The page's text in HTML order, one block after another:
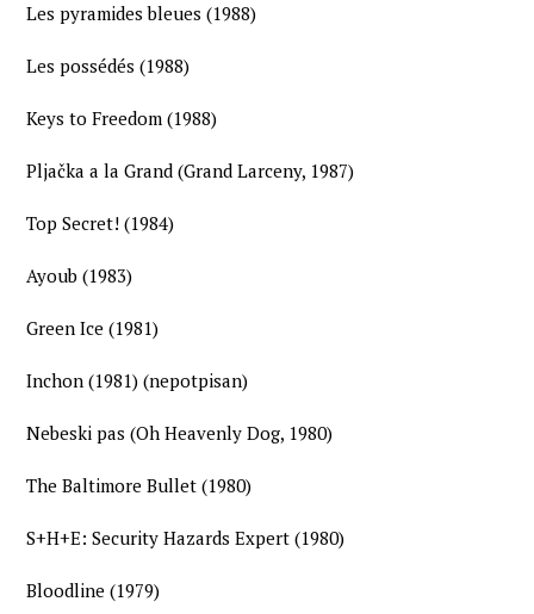
Les pyramides bleues (1988)
Les possédés (1988)
Keys to Freedom (1988)
Pljačka a la Grand (Grand Larceny, 1987)
Top Secret! (1984)
Ayoub (1983)
Green Ice (1981)
Inchon (1981) (nepotpisan)
Nebeski pas (Oh Heavenly Dog, 1980)
The Baltimore Bullet (1980)
S+H+E: Security Hazards Expert (1980)
Bloodline (1979)